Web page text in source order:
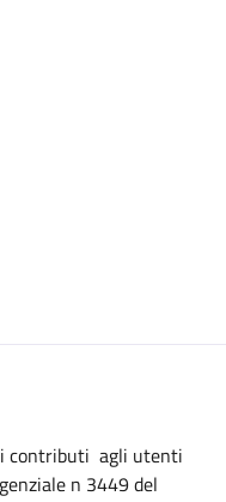
i contributi agli utenti
n 3449 del